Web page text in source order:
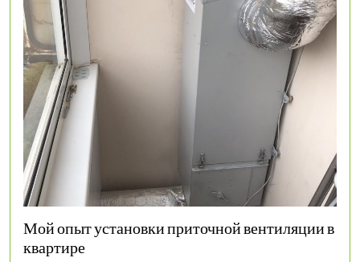
Мой опыт установки приточной вентиляции в
квартире